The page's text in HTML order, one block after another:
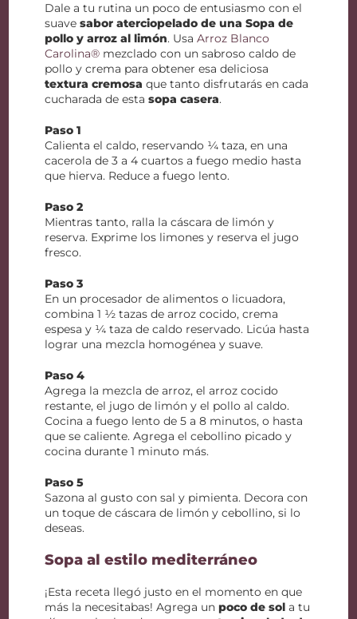
Dale a tu rutina un poco de entusiasmo con el
suavesabor aterciopelado de una Sopa de
pollo y arroz al limón. UsaArroz Blanco
Carolina® mezclado con un sabroso caldo de
pollo y crema para obtener esa deliciosa
textura cremosa que tanto disfrutarás en cada
cucharada de estasopa casera.
Paso 1
Calienta el caldo, reservando ¼ taza, en una
cacerola de 3 a 4 cuartos a fuego medio hasta
que hierva. Reduce a fuego lento.
Paso 2
Mientras tanto, ralla la cáscara de limón y
reserva. Exprime los limones y reserva el jugo
fresco.
Paso 3
En un procesador de alimentos o licuadora,
combina 1 ½ tazas de arroz cocido, crema
espesa y ¼ taza de caldo reservado. Licúa hasta
lograr una mezcla homogénea y suave.
Paso 4
Agrega la mezcla de arroz, el arroz cocido
restante, el jugo de limón y el pollo al caldo.
Cocina a fuego lento de 5 a 8 minutos, o hasta
que se caliente. Agrega el cebollino picado y
cocina durante 1 minuto más.
Paso 5
Sazona al gusto con sal y pimienta. Decora con
un toque de cáscara de limón y cebollino, si lo
deseas.
Sopa al estilo mediterráneo
¡Esta receta llegó justo en el momento en que
más la necesitabas! Agrega unpoco de sol a tu